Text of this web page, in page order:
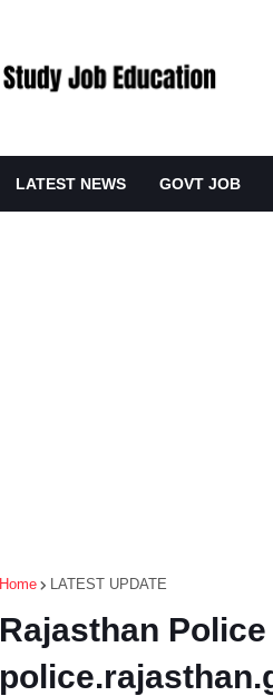
LATEST NEWS GOVT JOB
Home LATEST UPDATE
Rajasthan